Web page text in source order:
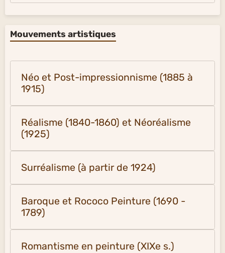
Mouvements artistiques
Néo et Post-impressionnisme (1885 à
1915)
Réalisme (1840-1860) et Néoréalisme
(1925)
Surréalisme (à partir de 1924)
Baroque et Rococo Peinture (1690 -
1789)
Romantisme en peinture (XIXe s.)